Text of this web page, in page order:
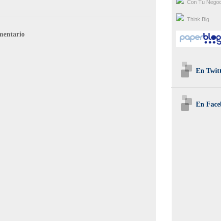
Con Tu
Think Big
En
En